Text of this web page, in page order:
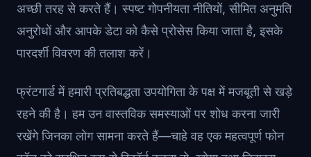
अच्छी तरह से करते हैं। स्पष्ट गोपनीयता नीतियों, सीमित अनुमति
अनुरोधों और आपके डेटा को कैसे प्रोसेस किया जाता है, इसके
पारदर्शी विवरण की तलाश करें।
फ्रंटगार्ड में हमारी प्रतिबद्धता उपयोगिता के पक्ष में मजबूती से खड़े
रहने की है। हम उन वास्तविक समस्याओं पर शोध करना जारी
रखेंगे जिनका लोग सामना करते हैं—चाहे वह एक महत्वपूर्ण फोन